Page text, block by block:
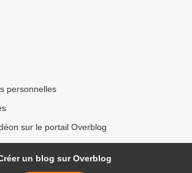
personnelles
sur le portail Overblog
un blog sur Overblog